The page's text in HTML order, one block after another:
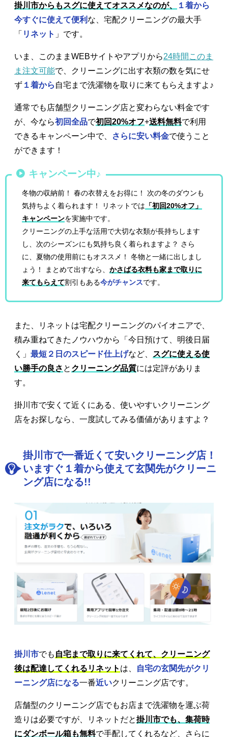
掛川市からもスグに使えてオススメなのが、
１着から
今すぐに使えて便利 な、宅配クリーニングの最大手
「 リネット 」です。
いま、このままWEBサイトやアプリから24時間このま
ま注文可能で、クリーニングに出す衣類の数を気にせ
ず １着から 自宅まで洗濯物を取りに来てもらえますよ♪
通常でも店舗型クリーニング店と変わらない料金です
が、今なら初回全品で初回20%オフ+送料無料で利用
できるキャンペーン中で、
さらに安い料金で使うこと
ができます！
キャンペーン中♪
冬物の収納前！ 春の衣替えをお得に！ 次の冬のダウンも
気持ちよく着られます！ リネットでは 「初回20%オフ」
キャンペーンを実施中です。
クリーニングの上手な活用で大切な衣類が長持ちします
し、次のシーズンにも気持ち良く着られますよ？ さら
に、夏物の使用前にもオススメ！ 冬物と一緒に出しまし
ょう！ まとめて出すなら、かさばる衣料も家まで取りに
来てもらえて割引もある今がチャンスです。
また、リネットは宅配クリーニングのパイオニアで、
積み重ねてきたノウハウから「今日預けて、明後日届
く」 最短２日のスピード仕上げなど、
スグに使える使
い勝手の良さ と クリーニング品質には定評がありま
す。
掛川市で安くて近くにある、使いやすいクリーニング
店をお探しなら、一度試してみる価値がありますよ？
掛川市で一番近くて安いクリーニング店！
いますぐ１着から使えて玄関先がクリーニ
ング店になる!!
掛川市でも 自宅まで取りに来てくれて、クリーニング
後は配達してくれるリネット は、
自宅の玄関先がクリ
ーニング店になる一番近いクリーニング店です。
店舗型のクリーニング店でもお店まで洗濯物を運ぶ荷
造りは必要ですが、リネットだと掛川市でも、集荷時
にダンボール箱も無料で手配してくれるなど、さらに